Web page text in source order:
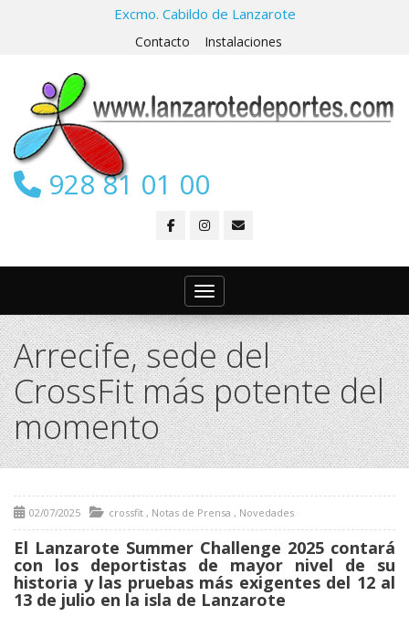
Excmo. Cabildo de Lanzarote
Contacto Instalaciones
928 81 01 00
Toggle navigation
Arrecife, sede del
CrossFit más potente del
momento
02/07/2025 crossfit , Notas de Prensa , Novedades
El Lanzarote Summer Challenge 2025 contará
con los deportistas de mayor nivel de su
historia y las pruebas más exigentes del 12 al
13 de julio en la isla de Lanzarote